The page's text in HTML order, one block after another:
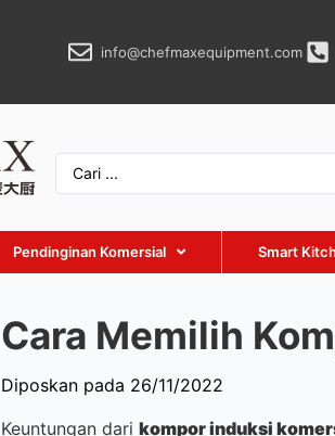
info@chefmaxequipment.com
Pendinginan Komersial Smart
Cara Memilih
Diposkan pada 26/11/2022
Keuntungan dari kompor induksi